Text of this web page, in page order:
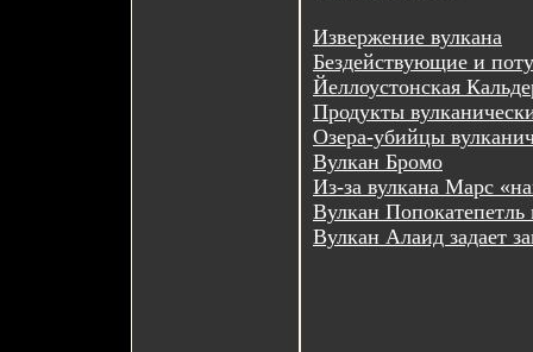
Извержение вулкана
Бездействующие и
Йеллоустонская
Продукты
Озера-убийцы
Вулкан Бромо
Из-за вулкана Марс
Вулкан Попокатепетль
Вулкан Алаид задает